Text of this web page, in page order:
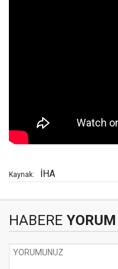
Kaynak: İHA
HABERE